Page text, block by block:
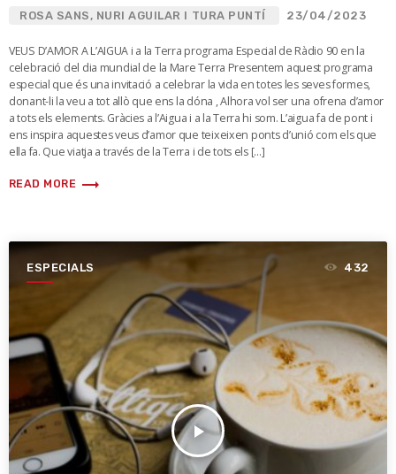
ROSA SANS, NURI AGUILAR I TURA PUNTÍ 23/04/2023
VEUS D’AMOR A L’AIGUA i a la Terra programa Especial de Ràdio 90 en la
celebració del dia mundial de la Mare Terra Presentem aquest programa
especial que és una invitació a celebrar la vida en totes les seves formes,
donant-li la veu a tot allò que ens la dóna , Alhora vol ser una ofrena d’amor
a tots els elements. Gràcies a l’Aigua i a la Terra hi som. L’aigua fa de pont i
ens inspira aquestes veus d’amor que teixeixen ponts d’unió com els que
ella fa. Que viatja a través de la Terra i de tots els […]
READ MORE trending_flat
ESPECIALS
play_arrow
432